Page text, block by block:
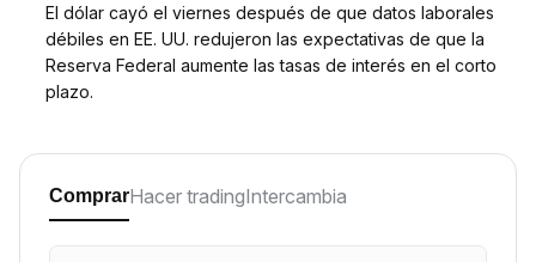
El dólar cayó el viernes después de que datos laborales
débiles en EE. UU. redujeron las expectativas de que la
Reserva Federal aumente las tasas de interés en el corto
plazo.
ComprarHacer tradingIntercambia